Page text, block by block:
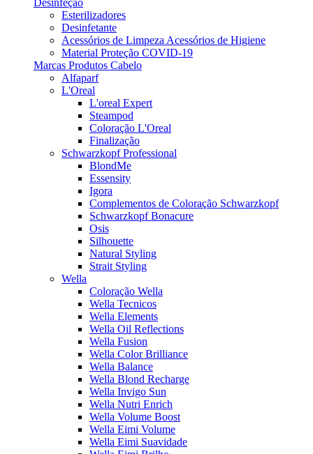
Desinfeção
Esterilizadores
Desinfetante
Acessórios de Limpeza Acessórios de Higiene
Material Proteção COVID-19
Marcas Produtos Cabelo
Alfaparf
L'Oreal
L'oreal Expert
Steampod
Coloração L'Oreal
Finalização
Schwarzkopf Professional
BlondMe
Essensity
Igora
Complementos de Coloração Schwarzkopf
Schwarzkopf Bonacure
Osis
Silhouette
Natural Styling
Strait Styling
Wella
Coloração Wella
Wella Tecnicos
Wella Elements
Wella Oil Reflections
Wella Fusion
Wella Color Brilliance
Wella Balance
Wella Blond Recharge
Wella Invigo Sun
Wella Nutri Enrich
Wella Volume Boost
Wella Eimi Volume
Wella Eimi Suavidade